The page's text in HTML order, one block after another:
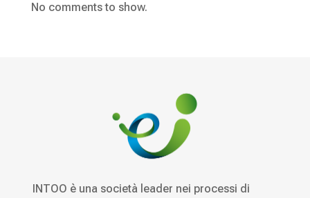
No comments to show.
INTOO è una società leader nei processi di